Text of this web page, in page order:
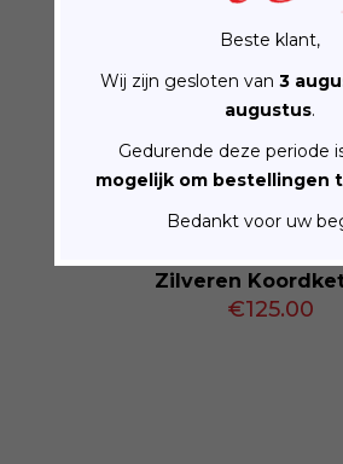
Zilveren
€125.00
Beste klant,
Wij zijn gesloten van3
augustus.
Gedurende deze periode
mogelijk om bestellingen
Bedankt voor uw